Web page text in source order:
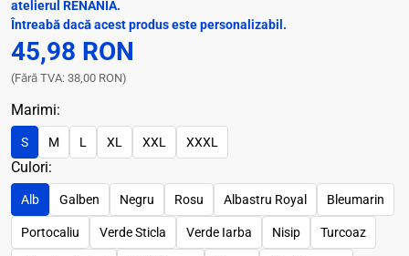
atelierul RENANIA.
Întreabă dacă acest produs este personalizabil.
45,98 RON
(Fără TVA: 38,00 RON)
Marimi:
S M L XL XXL XXXL
Culori:
Alb Galben Negru Rosu Albastru Royal Bleumarin
Portocaliu Verde Sticla Verde Iarba Nisip Turcoaz